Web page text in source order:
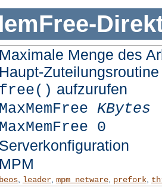
-
Maximale Menge des
Haupt-
free() aufzurufen
MaxMemFree KBytes
MaxMemFree 0
Serverkonfiguration
MPM
beos, leader, mpm_netware, prefork,